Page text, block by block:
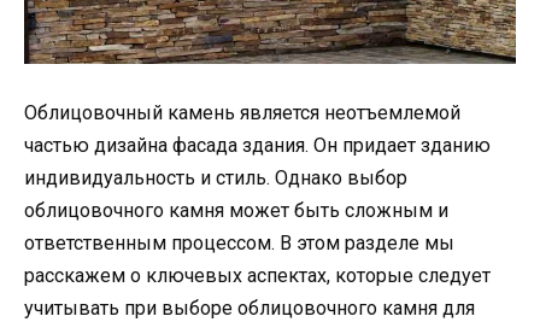
Облицовочный камень является неотъемлемой
частью дизайна фасада здания. Он придает зданию
индивидуальность и стиль. Однако выбор
облицовочного камня может быть сложным и
ответственным процессом. В этом разделе мы
расскажем о ключевых аспектах, которые следует
учитывать при выборе облицовочного камня для